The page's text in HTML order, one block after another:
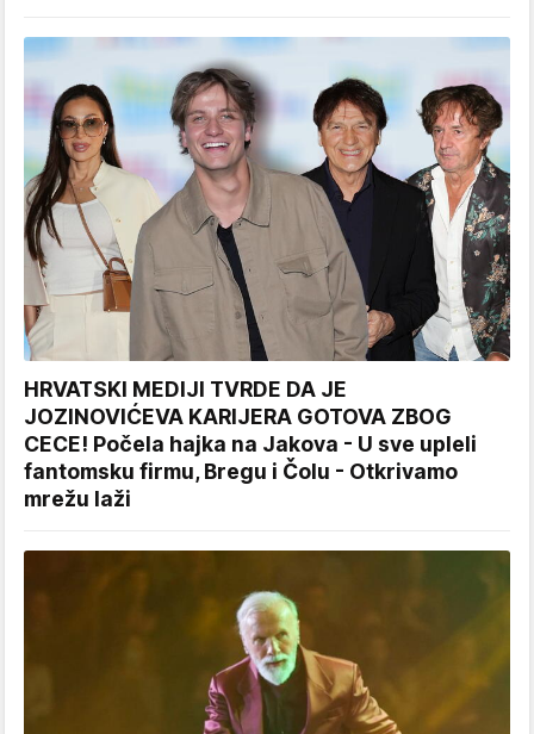
HRVATSKI MEDIJI TVRDE DA JE
JOZINOVIĆEVA KARIJERA GOTOVA ZBOG
CECE! Počela hajka na Jakova - U sve upleli
fantomsku firmu, Bregu i Čolu - Otkrivamo
mrežu laži